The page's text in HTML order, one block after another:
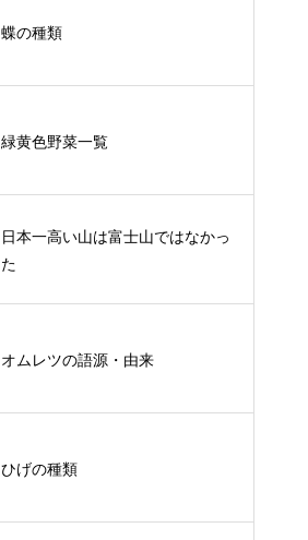
蝶の種類
緑黄色野菜一覧
日本一高い山は富士山ではなかっ
た
オムレツの語源・由来
ひげの種類